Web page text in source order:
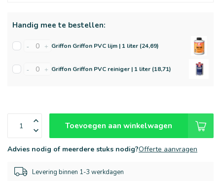
Handig mee te bestellen:
- + Griffon Griffon PVC lijm | 1 liter (24,69)
- + Griffon Griffon PVC reiniger | 1 liter (18,71)
Toevoegen aan winkelwagen
Advies nodig of meerdere stuks nodig?Offerte aanvragen
Levering binnen 1-3 werkdagen